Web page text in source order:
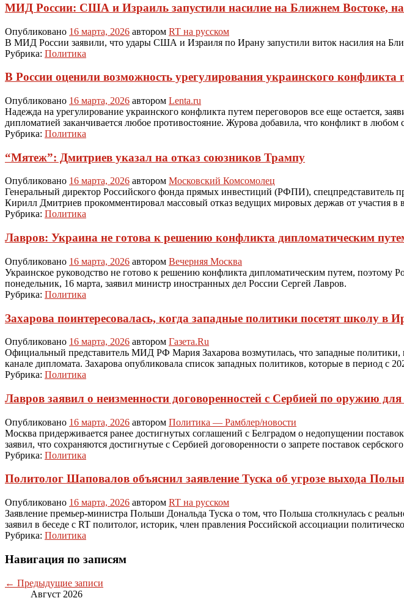
МИД России: США и Израиль запустили насилие на Ближнем Востоке,
Опубликовано 16 марта, 2026 автором RT на русском
В МИД России заявили, что удары США и Израиля по Ирану запустили виток насилия на
Рубрика: Политика
В России оценили возможность урегулирования украинского конфликта
Опубликовано 16 марта, 2026 автором Lenta.ru
Надежда на урегулирование украинского конфликта путем переговоров все еще остается,
дипломатией заканчивается любое противостояние. Журова добавила, что конфликт в любом
Рубрика: Политика
“Мятеж”: Дмитриев указал на отказ союзников Трампу
Опубликовано 16 марта, 2026 автором Московский Комсомолец
Генеральный директор Российского фонда прямых инвестиций (РФПИ), спецпредставитель
Кирилл Дмитриев прокомментировал массовый отказ ведущих мировых держав от участия
Рубрика: Политика
Лавров: Украина не готова к решению конфликта дипломатическим
Опубликовано 16 марта, 2026 автором Вечерняя Москва
Украинское руководство не готово к решению конфликта дипломатическим путем,
понедельник, 16 марта, заявил министр иностранных дел России Сергей Лавров.
Рубрика: Политика
Захарова поинтересовалась, когда западные политики посетят школу в
Опубликовано 16 марта, 2026 автором Газета.Ru
Официальный представитель МИД РФ Мария Захарова возмутилась, что западные политики,
канале дипломата. Захарова опубликовала список западных политиков, которые в период с
Рубрика: Политика
Лавров заявил о неизменности договоренностей с Сербией по оружию
Опубликовано 16 марта, 2026 автором Политика — Рамблер/новости
Москва придерживается ранее достигнутых соглашений с Белградом о недопущении
заявил, что сохраняются достигнутые с Сербией договоренности о запрете поставок
Рубрика: Политика
Политолог Шаповалов объяснил заявление Туска об угрозе выхода
Опубликовано 16 марта, 2026 автором RT на русском
Заявление премьер-министра Польши Дональда Туска о том, что Польша столкнулась с
заявил в беседе с RT политолог, историк, член правления Российской ассоциации
Рубрика: Политика
Навигация по записям
← Предыдущие записи
Август 2026